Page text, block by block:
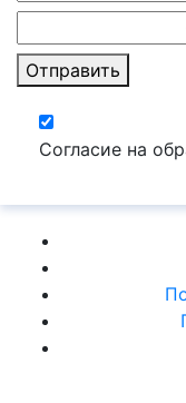
Отправить
Согласие на